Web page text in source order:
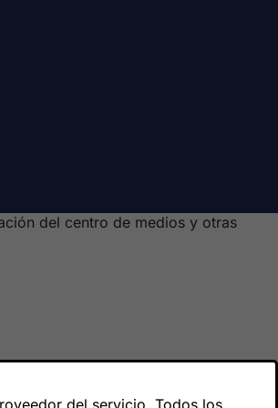
del centro de medios y otras
del servicio. Todos los